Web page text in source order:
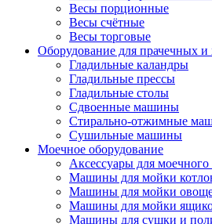
Весы порционные
Весы счётные
Весы торговые
Оборудование для прачечных и
Гладильные каландры
Гладильные прессы
Гладильные столы
Сдвоенные машины
Стирально-отжимные
Сушильные машины
Моечное оборудование
Аксессуары для моечного
Машины для мойки
Машины для мойки
Машины для мойки
Машины для сушки и